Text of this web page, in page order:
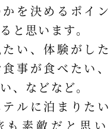
を決めるポイ
と思います。
い、体験がし
事が食べたい
、などなど。
テルに泊まりた
も素敵だと思い